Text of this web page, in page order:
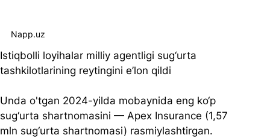
Istiqbolli loyihalar milliy agentligi sug‘urta
tashkilotlarining reytingini e’lon qildi
Unda o'tgan 2024-yilda mobaynida eng ko‘p
sug‘urta shartnomasini — Apex Insurance (1,57
mln sug‘urta shartnomasi) rasmiylashtirgan.
Napp.uz